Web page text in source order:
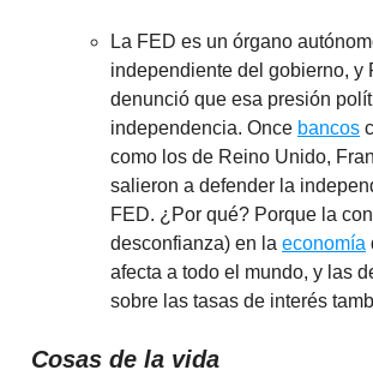
La FED es un órgano
independiente del gobierno, y
denunció que esa presión
independencia. Once bancos
como los de Reino Unido,
salieron a defender la
FED. ¿Por qué? Porque la
desconfianza) en la economía
afecta a todo el mundo, y las
sobre las tasas de interés
Cosas de la vida